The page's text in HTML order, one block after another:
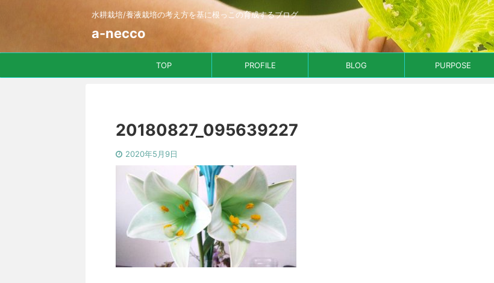
水耕栽培/養液栽培の考え方を基に根っこの育成するブログ
a-necco
TOP PROFILE BLOG PURPOSE
20180827_095639227
2020年5月9日